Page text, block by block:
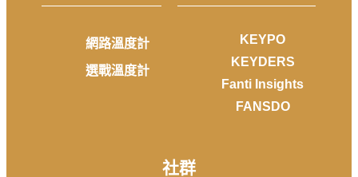
網路溫度計
選戰溫度計
KEYPO
KEYDERS
Fanti Insights
FANSDO
社群